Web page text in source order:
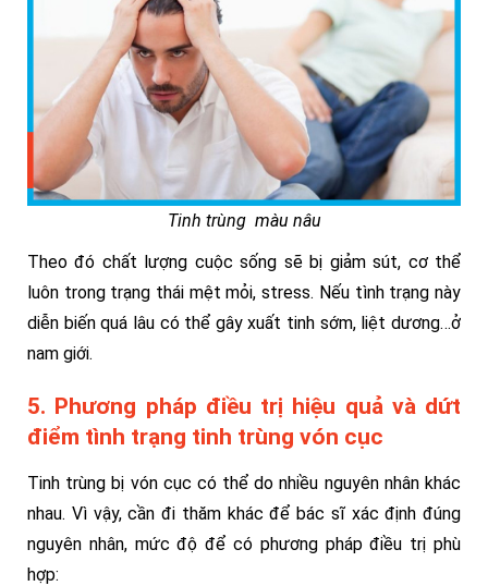
Tinh trùng màu nâu
Theo đó chất lượng cuộc sống sẽ bị giảm sút, cơ thể
luôn trong trạng thái mệt mỏi, stress. Nếu tình trạng này
diễn biến quá lâu có thể gây xuất tinh sớm, liệt dương…ở
nam giới.
5. Phương pháp điều trị hiệu quả và dứt
điểm tình trạng tinh trùng vón cục
Tinh trùng bị vón cục có thể do nhiều nguyên nhân khác
nhau. Vì vậy, cần đi thăm khác để bác sĩ xác định đúng
nguyên nhân, mức độ để có phương pháp điều trị phù
hợp: